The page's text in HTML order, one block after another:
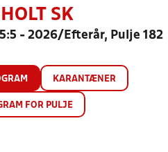
SK
- 2026/Efterår, Pulje 182
KARANTÆNER
FOR PULJE